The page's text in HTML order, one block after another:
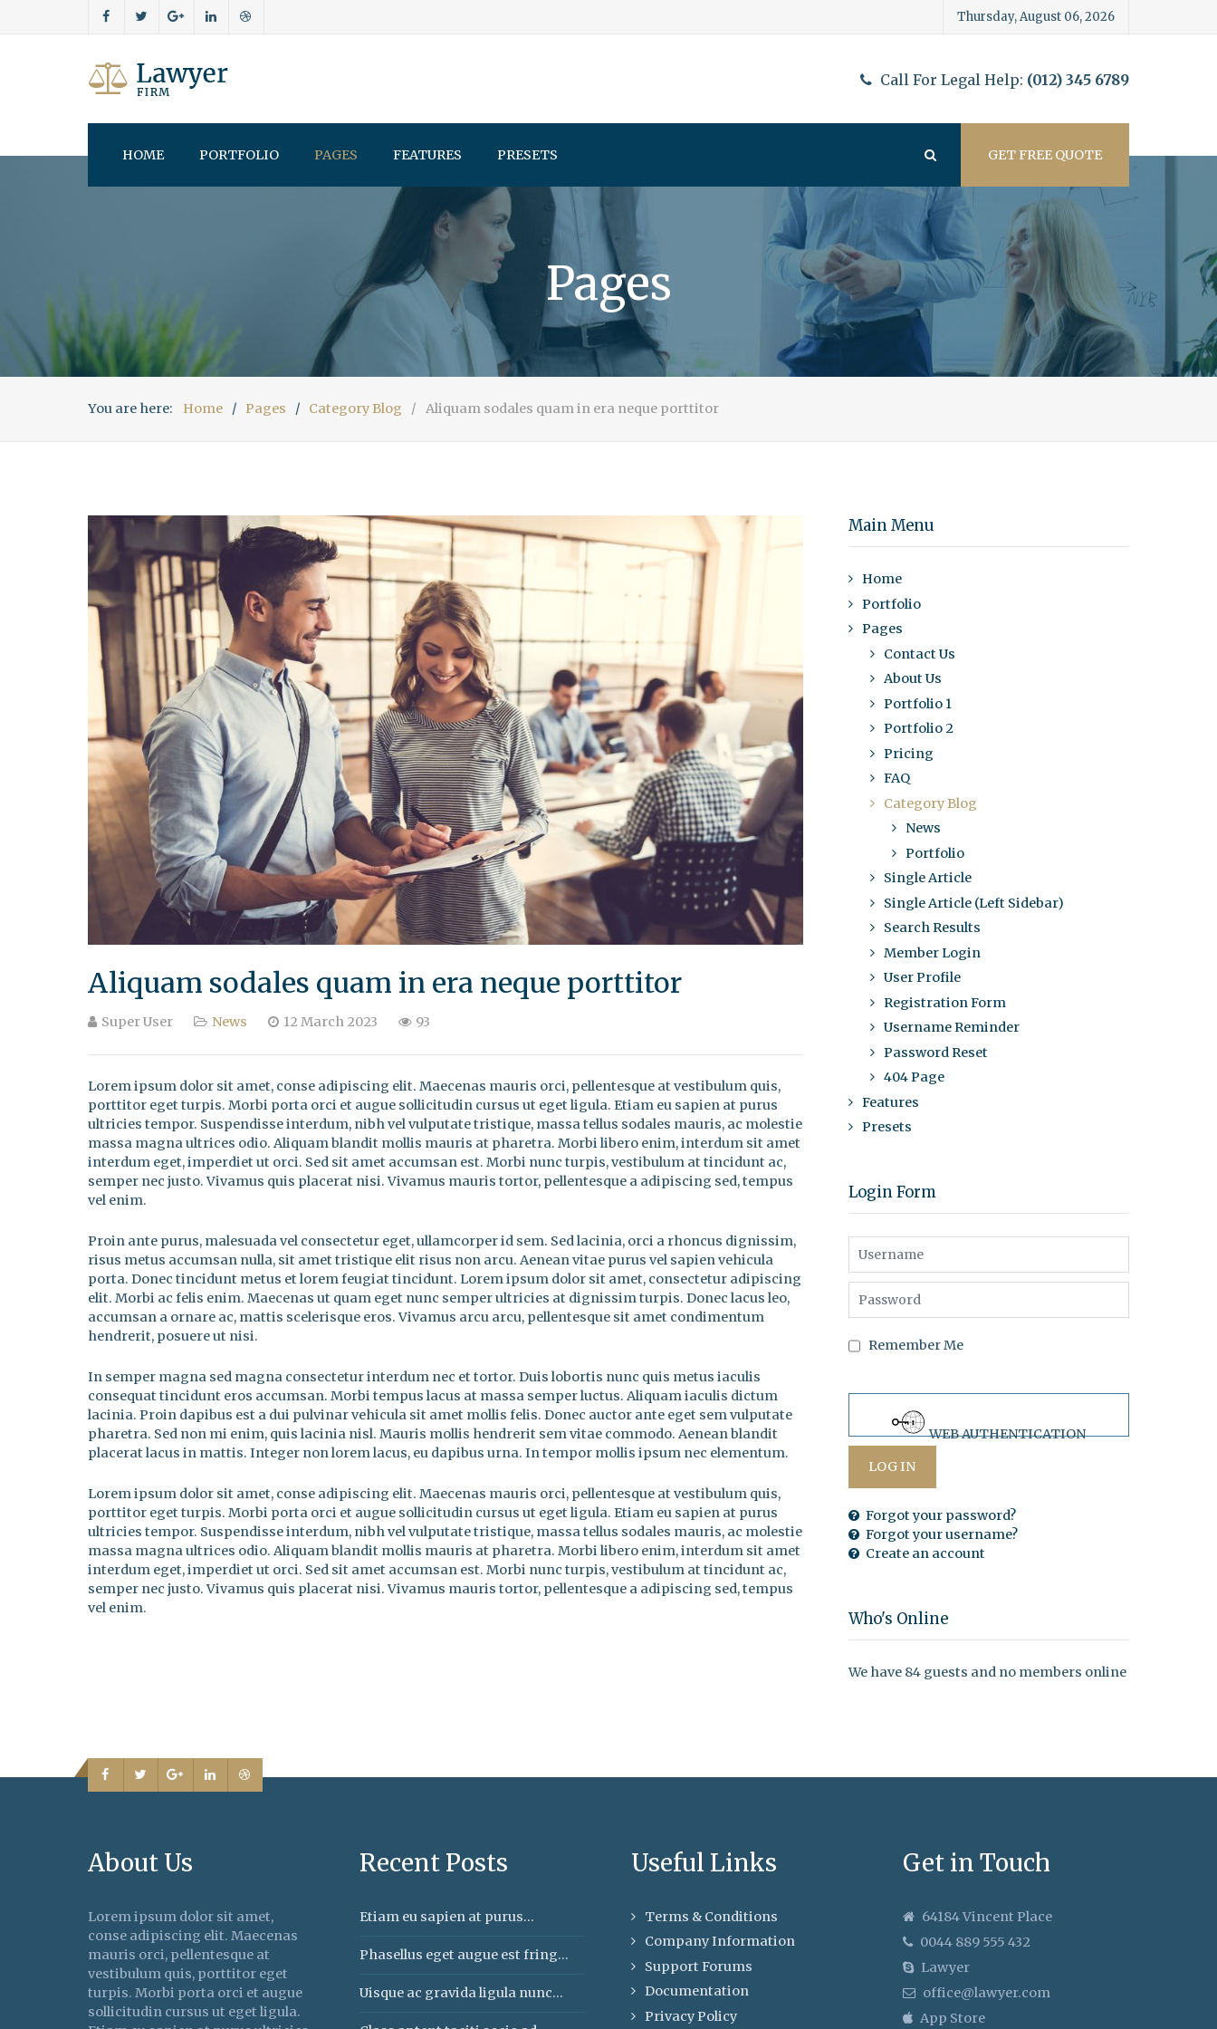
Thursday, August 06, 2026
Call For Legal Help: (012) 345 6789
HOME PORTFOLIO PAGES FEATURES PRESETS GET FREE QUOTE
Pages
You are here: Home Pages Category Blog Aliquam sodales quam in era neque porttitor
Aliquam sodales quam in era neque porttitor
Super User News 12 March 2023 93
Lorem ipsum dolor sit amet, conse adipiscing elit. Maecenas mauris orci, pellentesque at vestibulum quis,
porttitor eget turpis. Morbi porta orci et augue sollicitudin cursus ut eget ligula. Etiam eu sapien at purus
ultricies tempor. Suspendisse interdum, nibh vel vulputate tristique, massa tellus sodales mauris, ac molestie
massa magna ultrices odio. Aliquam blandit mollis mauris at pharetra. Morbi libero enim, interdum sit amet
interdum eget, imperdiet ut orci. Sed sit amet accumsan est. Morbi nunc turpis, vestibulum at tincidunt ac,
semper nec justo. Vivamus quis placerat nisi. Vivamus mauris tortor, pellentesque a adipiscing sed, tempus
vel enim.
Proin ante purus, malesuada vel consectetur eget, ullamcorper id sem. Sed lacinia, orci a rhoncus dignissim,
risus metus accumsan nulla, sit amet tristique elit risus non arcu. Aenean vitae purus vel sapien vehicula
porta. Donec tincidunt metus et lorem feugiat tincidunt. Lorem ipsum dolor sit amet, consectetur adipiscing
elit. Morbi ac felis enim. Maecenas ut quam eget nunc semper ultricies at dignissim turpis. Donec lacus leo,
accumsan a ornare ac, mattis scelerisque eros. Vivamus arcu arcu, pellentesque sit amet condimentum
hendrerit, posuere ut nisi.
In semper magna sed magna consectetur interdum nec et tortor. Duis lobortis nunc quis metus iaculis
consequat tincidunt eros accumsan. Morbi tempus lacus at massa semper luctus. Aliquam iaculis dictum
lacinia. Proin dapibus est a dui pulvinar vehicula sit amet mollis felis. Donec auctor ante eget sem vulputate
pharetra. Sed non mi enim, quis lacinia nisl. Mauris mollis hendrerit sem vitae commodo. Aenean blandit
placerat lacus in mattis. Integer non lorem lacus, eu dapibus urna. In tempor mollis ipsum nec elementum.
Lorem ipsum dolor sit amet, conse adipiscing elit. Maecenas mauris orci, pellentesque at vestibulum quis,
porttitor eget turpis. Morbi porta orci et augue sollicitudin cursus ut eget ligula. Etiam eu sapien at purus
ultricies tempor. Suspendisse interdum, nibh vel vulputate tristique, massa tellus sodales mauris, ac molestie
massa magna ultrices odio. Aliquam blandit mollis mauris at pharetra. Morbi libero enim, interdum sit amet
interdum eget, imperdiet ut orci. Sed sit amet accumsan est. Morbi nunc turpis, vestibulum at tincidunt ac,
semper nec justo. Vivamus quis placerat nisi. Vivamus mauris tortor, pellentesque a adipiscing sed, tempus
vel enim.
Main Menu
Home
Portfolio
Pages
Contact Us
About Us
Portfolio 1
Portfolio 2
Pricing
FAQ
Category Blog
News
Portfolio
Single Article
Single Article (Left Sidebar)
Search Results
Member Login
User Profile
Registration Form
Username Reminder
Password Reset
404 Page
Features
Presets
Login Form
Remember Me
WEB AUTHENTICATION
LOG IN
Forgot your password?
Forgot your username?
Create an account
Who's Online
We have 84 guests and no members online
About Us
Lorem ipsum dolor sit amet,
conse adipiscing elit. Maecenas
mauris orci, pellentesque at
vestibulum quis, porttitor eget
turpis. Morbi porta orci et augue
sollicitudin cursus ut eget ligula.
Recent Posts
Etiam eu sapien at purus...
Phasellus eget augue est fring...
Uisque ac gravida ligula nunc...
Useful Links
Terms & Conditions
Company Information
Support Forums
Documentation
Privacy Policy
Get in Touch
64184 Vincent Place
0044 889 555 432
Lawyer
office@lawyer.com
App Store